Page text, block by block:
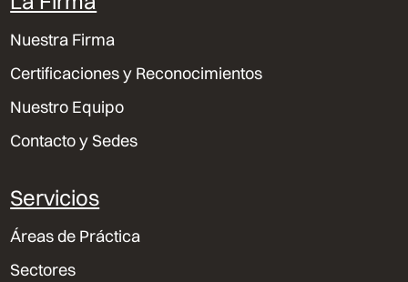
Nuestra Firma
Certificaciones y Reconocimientos
Nuestro Equipo
Contacto y Sedes
Servicios
Áreas de Práctica
Sectores